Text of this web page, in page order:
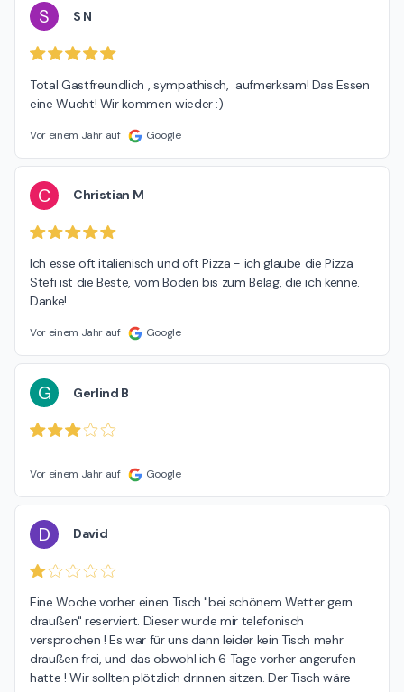
S S N
Total Gastfreundlich , sympathisch,  aufmerksam! Das Essen
eine Wucht! Wir kommen wieder :)
Vor einem Jahr auf Google
C Christian M
Ich esse oft italienisch und oft Pizza - ich glaube die Pizza
Stefi ist die Beste, vom Boden bis zum Belag, die ich kenne.
Danke!
Vor einem Jahr auf Google
G Gerlind B
Vor einem Jahr auf Google
D David
Eine Woche vorher einen Tisch "bei schönem Wetter gern
draußen" reserviert. Dieser wurde mir telefonisch
versprochen ! Es war für uns dann leider kein Tisch mehr
draußen frei, und das obwohl ich 6 Tage vorher angerufen
hatte ! Wir sollten plötzlich drinnen sitzen. Der Tisch wäre